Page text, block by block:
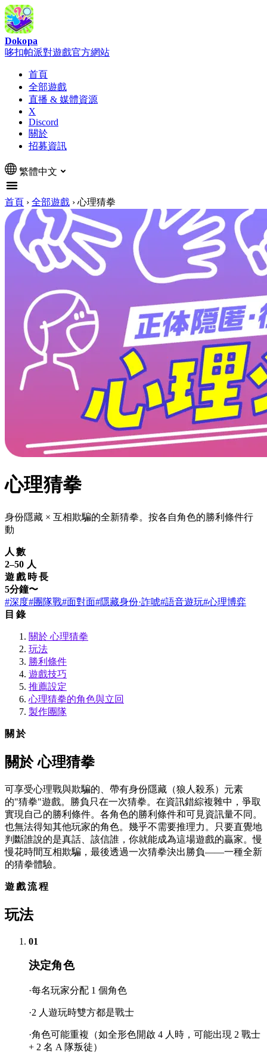
Dokopa
哆扣帕派對遊戲官方網站
首頁
全部遊戲
直播 & 媒體資源
X
Discord
關於
招募資訊
繁體中文
首頁 › 全部遊戲 › 心理猜拳
心理猜拳
身份隱藏 × 互相欺騙的全新猜拳。按各自角色的勝利條件行
動
人數
2–50 人
遊戲時長
5分鐘〜
#深度#團隊戰#面對面#隱藏身份·詐唬#語音遊玩#心理博弈
目錄
關於 心理猜拳
玩法
勝利條件
遊戲技巧
推薦設定
心理猜拳的角色與立回
製作團隊
關於
關於 心理猜拳
可享受心理戰與欺騙的、帶有身份隱藏（狼人殺系）元素
的"猜拳"遊戲。勝負只在一次猜拳。在資訊錯綜複雜中，爭取
實現自己的勝利條件。各角色的勝利條件和可見資訊量不同。
也無法得知其他玩家的角色。幾乎不需要推理力。只要直覺地
判斷誰說的是真話、該信誰，你就能成為這場遊戲的贏家。慢
慢花時間互相欺騙，最後透過一次猜拳決出勝負——一種全新
的猜拳體驗。
遊戲流程
玩法
01
決定角色
·每名玩家分配 1 個角色
·2 人遊玩時雙方都是戰士
·角色可能重複（如全形色開啟 4 人時，可能出現 2 戰士
+ 2 名 A 隊叛徒）